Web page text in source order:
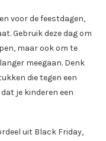
voor de feestdagen,
Gebruik deze dag om
maar ook om te
meegaan. Denk
die tegen een
je kinderen een
uit Black Friday,